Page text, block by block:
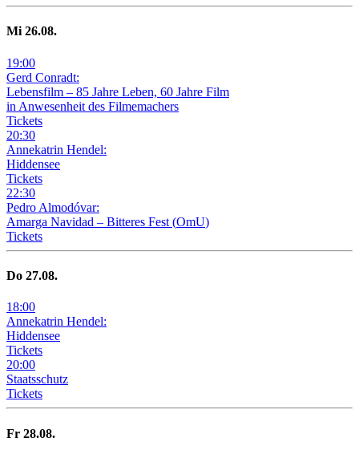
Mi26.08.
19:00
Gerd Conradt:
Lebensfilm – 85 Jahre Leben, 60 Jahre Film
in Anwesenheit des Filmemachers
Tickets
20:30
Annekatrin Hendel:
Hiddensee
Tickets
22:30
Pedro Almodóvar:
Amarga Navidad – Bitteres Fest (OmU)
Tickets
Do 27.08.
18:00
Annekatrin Hendel:
Hiddensee
Tickets
20:00
Staatsschutz
Tickets
Fr 28.08.